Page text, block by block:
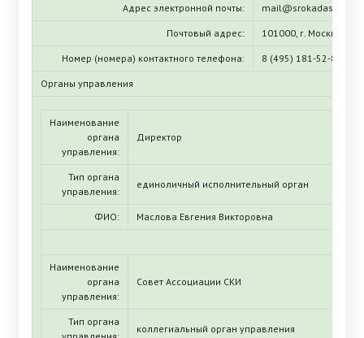
Адрес электронной почты: mail@srokadastr.ru
Почтовый адрес: 101000, г. Москва,
Номер (номера) контактного телефона: 8 (495) 181-52-83, 8
Органы управления
Наименование
органа
управления:
Директор
Тип органа
управления:
единоличный исполнительный орган
ФИО: Маслова Евгения Викторовна
Наименование
органа
управления:
Совет Ассоциации СКИ
Тип органа
коллегиальный орган управления